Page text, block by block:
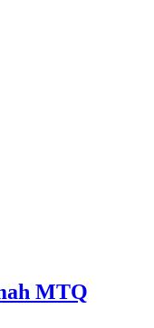
MTQ